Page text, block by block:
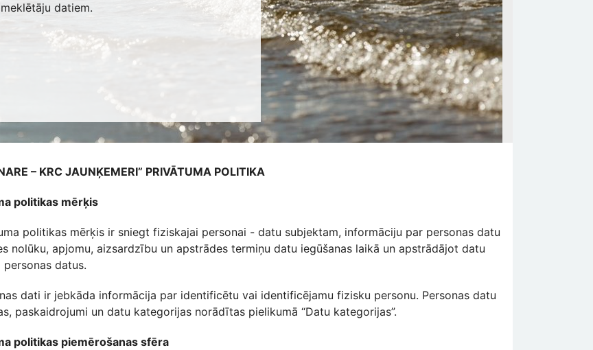
datiem.
– KRC JAUNĶEMERI” PRIVĀTUMA POLITIKA
politikas mērķis
politikas mērķis ir sniegt fiziskajai personai - datu subjektam, informāciju par personas datu
nolūku, apjomu, aizsardzību un apstrādes termiņu datu iegūšanas laikā un apstrādājot datu
personas datus.
dati ir jebkāda informācija par identificētu vai identificējamu fizisku personu. Personas datu
paskaidrojumi un datu kategorijas norādītas pielikumā “Datu kategorijas”.
politikas piemērošanas sfēra